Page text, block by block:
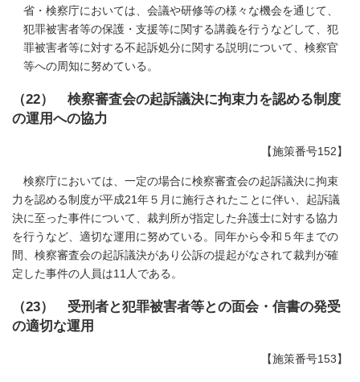
省・検察庁においては、会議や研修等の様々な機会を通じて、
犯罪被害者等の保護・支援等に関する講義を行うなどして、犯
罪被害者等に対する不起訴処分に関する説明について、検察官
等への周知に努めている。
（22） 検察審査会の起訴議決に拘束力を認める制度
の運用への協力
【施策番号152】
検察庁においては、一定の場合に検察審査会の起訴議決に拘束
力を認める制度が平成21年５月に施行されたことに伴い、起訴議
決に至った事件について、裁判所が指定した弁護士に対する協力
を行うなど、適切な運用に努めている。同年から令和５年までの
間、検察審査会の起訴議決があり公訴の提起がなされて裁判が確
定した事件の人員は11人である。
（23） 受刑者と犯罪被害者等との面会・信書の発受
の適切な運用
【施策番号153】